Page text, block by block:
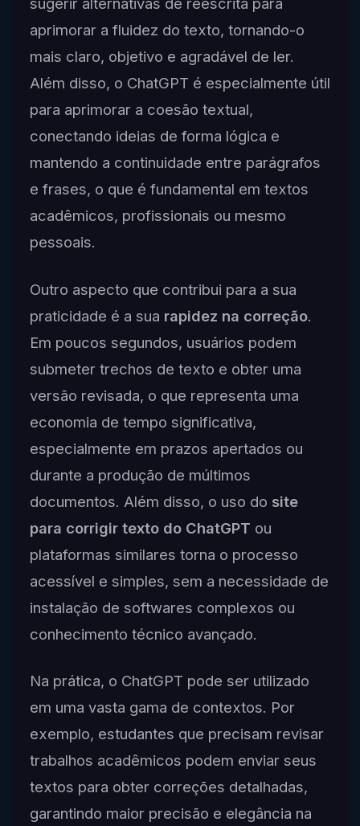
aprimorar a fluidez do texto, tornando-o
mais claro, objetivo e agradável de ler.
Além disso, o ChatGPT é especialmente útil
para aprimorar a coesão textual,
conectando ideias de forma lógica e
mantendo a continuidade entre parágrafos
e frases, o que é fundamental em textos
acadêmicos, profissionais ou mesmo
pessoais.
Outro aspecto que contribui para a sua
praticidade é a sua rapidez na correção.
Em poucos segundos, usuários podem
submeter trechos de texto e obter uma
versão revisada, o que representa uma
economia de tempo significativa,
especialmente em prazos apertados ou
durante a produção de múltimos
documentos. Além disso, o uso do site
para corrigir texto do ChatGPT ou
plataformas similares torna o processo
acessível e simples, sem a necessidade de
instalação de softwares complexos ou
conhecimento técnico avançado.
Na prática, o ChatGPT pode ser utilizado
em uma vasta gama de contextos. Por
exemplo, estudantes que precisam revisar
trabalhos acadêmicos podem enviar seus
textos para obter correções detalhadas,
garantindo maior precisão e elegância na